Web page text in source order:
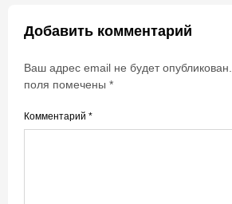
Добавить комментарий
Ваш адрес email не будет опубликован.
поля помечены *
Комментарий *